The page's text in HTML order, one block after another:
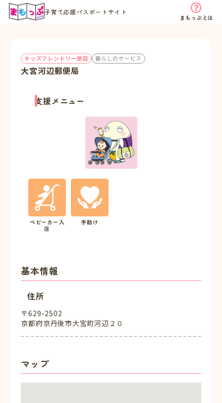
子育て応援パスポートサイト
まもっぷとは
キッズフレンドリー施設 暮らしのサービス
大宮河辺郵便局
支援メニュー
ベビーカー入
店
手助け
基本情報
住所
〒629-2502
京都府京丹後市大宮町河辺２０
マップ